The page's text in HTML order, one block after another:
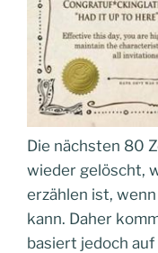
Die nächsten 80
wieder gelöscht,
erzählen ist,
kann. Daher
basiert jedoch auf